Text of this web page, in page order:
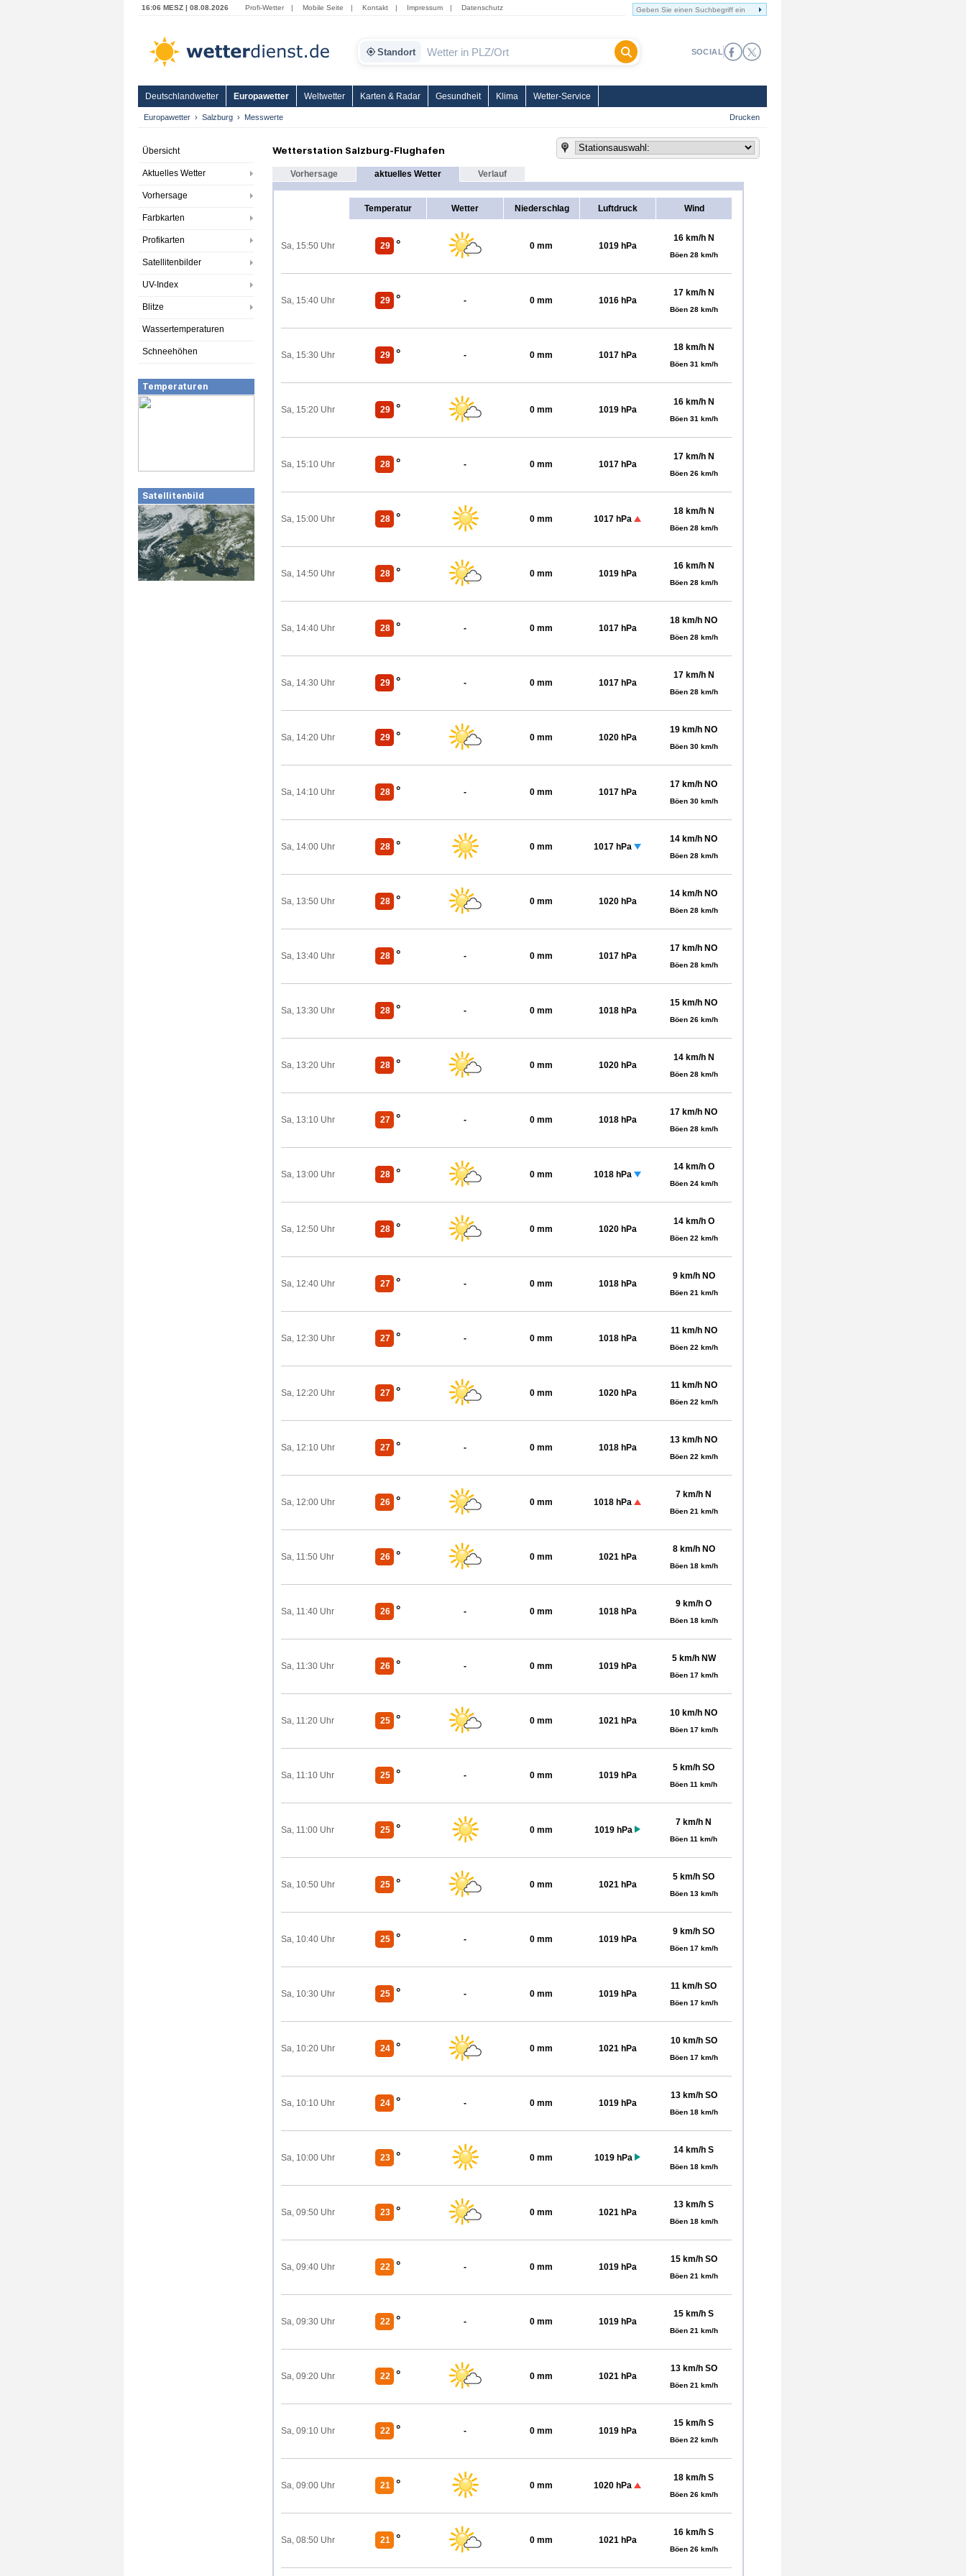
16:06 MESZ | 08.08.2026 Profi-Wetter | Mobile Seite | Kontakt | Impressum | Datenschutz
Standort SOCIAL
Deutschlandwetter Europawetter Weltwetter Karten & Radar Gesundheit Klima Wetter-Service
Europawetter Salzburg Messwerte Drucken
Übersicht
Aktuelles Wetter
Vorhersage
Farbkarten
Profikarten
Satellitenbilder
UV-Index
Blitze
Wassertemperaturen
Schneehöhen
Temperaturen
Satellitenbild
Wetterstation Salzburg-Flughafen
Vorhersage aktuelles Wetter Verlauf
Temperatur Wetter Niederschlag Luftdruck Wind
Sa, 15:50 Uhr 29 ° 0 mm 1019 hPa
16 km/h N
Böen 28 km/h
Sa, 15:40 Uhr 29 ° - 0 mm 1016 hPa
17 km/h N
Böen 28 km/h
Sa, 15:30 Uhr 29 ° - 0 mm 1017 hPa
18 km/h N
Böen 31 km/h
Sa, 15:20 Uhr 29 ° 0 mm 1019 hPa
16 km/h N
Böen 31 km/h
Sa, 15:10 Uhr 28 ° - 0 mm 1017 hPa
17 km/h N
Böen 26 km/h
Sa, 15:00 Uhr 28 ° 0 mm 1017 hPa
18 km/h N
Böen 28 km/h
Sa, 14:50 Uhr 28 ° 0 mm 1019 hPa
16 km/h N
Böen 28 km/h
Sa, 14:40 Uhr 28 ° - 0 mm 1017 hPa
18 km/h NO
Böen 28 km/h
Sa, 14:30 Uhr 29 ° - 0 mm 1017 hPa
17 km/h N
Böen 28 km/h
Sa, 14:20 Uhr 29 ° 0 mm 1020 hPa
19 km/h NO
Böen 30 km/h
Sa, 14:10 Uhr 28 ° - 0 mm 1017 hPa
17 km/h NO
Böen 30 km/h
Sa, 14:00 Uhr 28 ° 0 mm 1017 hPa
14 km/h NO
Böen 28 km/h
Sa, 13:50 Uhr 28 ° 0 mm 1020 hPa
14 km/h NO
Böen 28 km/h
Sa, 13:40 Uhr 28 ° - 0 mm 1017 hPa
17 km/h NO
Böen 28 km/h
Sa, 13:30 Uhr 28 ° - 0 mm 1018 hPa
15 km/h NO
Böen 26 km/h
Sa, 13:20 Uhr 28 ° 0 mm 1020 hPa
14 km/h N
Böen 28 km/h
Sa, 13:10 Uhr 27 ° - 0 mm 1018 hPa
17 km/h NO
Böen 28 km/h
Sa, 13:00 Uhr 28 ° 0 mm 1018 hPa
14 km/h O
Böen 24 km/h
Sa, 12:50 Uhr 28 ° 0 mm 1020 hPa
14 km/h O
Böen 22 km/h
Sa, 12:40 Uhr 27 ° - 0 mm 1018 hPa
9 km/h NO
Böen 21 km/h
Sa, 12:30 Uhr 27 ° - 0 mm 1018 hPa
11 km/h NO
Böen 22 km/h
Sa, 12:20 Uhr 27 ° 0 mm 1020 hPa
11 km/h NO
Böen 22 km/h
Sa, 12:10 Uhr 27 ° - 0 mm 1018 hPa
13 km/h NO
Böen 22 km/h
Sa, 12:00 Uhr 26 ° 0 mm 1018 hPa
7 km/h N
Böen 21 km/h
Sa, 11:50 Uhr 26 ° 0 mm 1021 hPa
8 km/h NO
Böen 18 km/h
Sa, 11:40 Uhr 26 ° - 0 mm 1018 hPa
9 km/h O
Böen 18 km/h
Sa, 11:30 Uhr 26 ° - 0 mm 1019 hPa
5 km/h NW
Böen 17 km/h
Sa, 11:20 Uhr 25 ° 0 mm 1021 hPa
10 km/h NO
Böen 17 km/h
Sa, 11:10 Uhr 25 ° - 0 mm 1019 hPa
5 km/h SO
Böen 11 km/h
Sa, 11:00 Uhr 25 ° 0 mm 1019 hPa
7 km/h N
Böen 11 km/h
Sa, 10:50 Uhr 25 ° 0 mm 1021 hPa
5 km/h SO
Böen 13 km/h
Sa, 10:40 Uhr 25 ° - 0 mm 1019 hPa
9 km/h SO
Böen 17 km/h
Sa, 10:30 Uhr 25 ° - 0 mm 1019 hPa
11 km/h SO
Böen 17 km/h
Sa, 10:20 Uhr 24 ° 0 mm 1021 hPa
10 km/h SO
Böen 17 km/h
Sa, 10:10 Uhr 24 ° - 0 mm 1019 hPa
13 km/h SO
Böen 18 km/h
Sa, 10:00 Uhr 23 ° 0 mm 1019 hPa
14 km/h S
Böen 18 km/h
Sa, 09:50 Uhr 23 ° 0 mm 1021 hPa
13 km/h S
Böen 18 km/h
Sa, 09:40 Uhr 22 ° - 0 mm 1019 hPa
15 km/h SO
Böen 21 km/h
Sa, 09:30 Uhr 22 ° - 0 mm 1019 hPa
15 km/h S
Böen 21 km/h
Sa, 09:20 Uhr 22 ° 0 mm 1021 hPa
13 km/h SO
Böen 21 km/h
Sa, 09:10 Uhr 22 ° - 0 mm 1019 hPa
15 km/h S
Böen 22 km/h
Sa, 09:00 Uhr 21 ° 0 mm 1020 hPa
18 km/h S
Böen 26 km/h
Sa, 08:50 Uhr 21 ° 0 mm 1021 hPa
16 km/h S
Böen 26 km/h